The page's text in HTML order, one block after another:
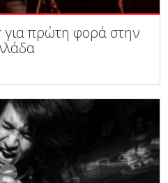
πρώτη φορά στην